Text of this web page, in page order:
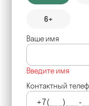
6+
Ваше имя
Введите имя
Контактный